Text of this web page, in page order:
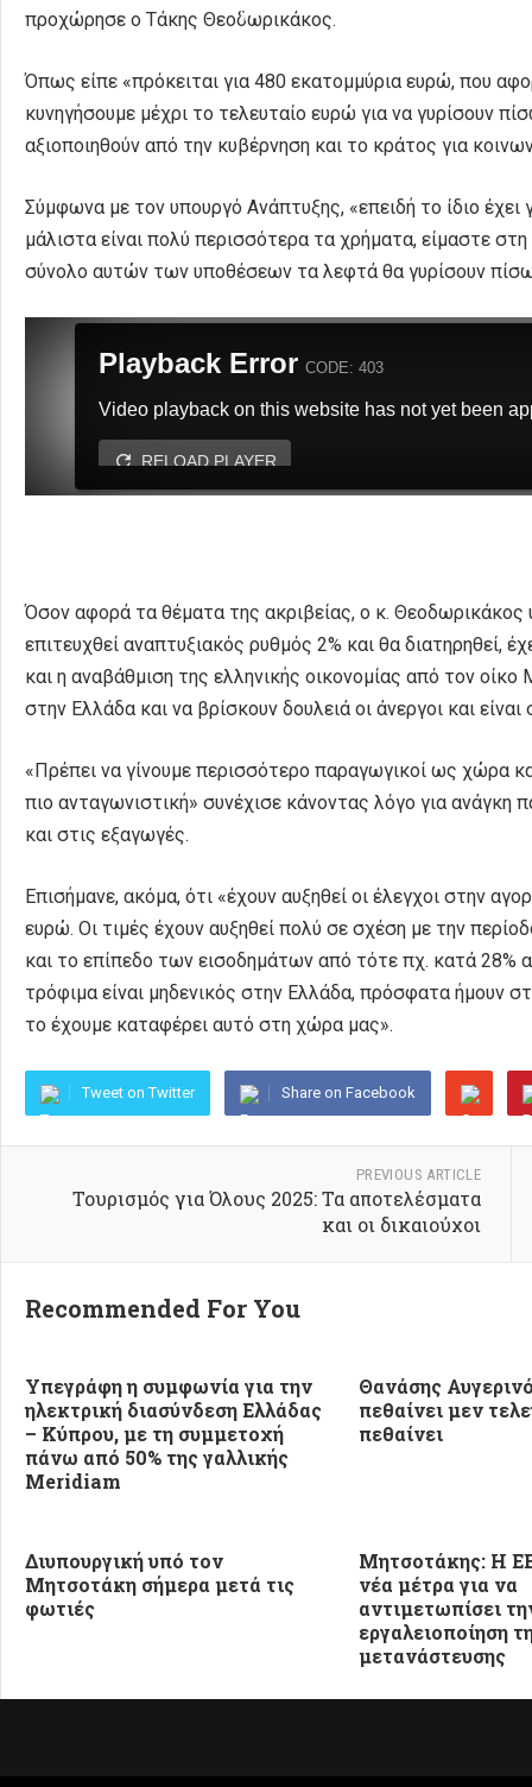
προχώρησε ο Τάκης Θεοδωρικάκος.
Όπως είπε «πρόκειται για 480 εκατομμύρια ευρώ, που
κυνηγήσουμε μέχρι το τελευταίο ευρώ για να γυρίσουν
αξιοποιηθούν από την κυβέρνηση και το κράτος για
Σύμφωνα με τον υπουργό Ανάπτυξης, «επειδή το ίδιο έχει
μάλιστα είναι πολύ περισσότερα τα χρήματα, είμαστε
σύνολο αυτών των υποθέσεων τα λεφτά θα γυρίσουν
Όσον αφορά τα θέματα της ακριβείας, ο κ. Θεοδωρικάκος
επιτευχθεί αναπτυξιακός ρυθμός 2% και θα διατηρηθεί,
και η αναβάθμιση της ελληνικής οικονομίας από τον
στην Eλλάδα και να βρίσκουν δουλειά οι άνεργοι και
«Πρέπει να γίνουμε περισσότερο παραγωγικοί ως χώρα
πιο ανταγωνιστική» συνέχισε κάνοντας λόγο για
και στις εξαγωγές.
Επισήμανε, ακόμα, ότι «έχουν αυξηθεί οι έλεγχοι στην
ευρώ. Οι τιμές έχουν αυξηθεί πολύ σε σχέση με την
και το επίπεδο των εισοδημάτων από τότε πχ. κατά
τρόφιμα είναι μηδενικός στην Ελλάδα, πρόσφατα ήμουν
το έχουμε καταφέρει αυτό στη χώρα μας».
Tweet on Twitter Share on Facebook
PREVIOUS ARTICLE
Τουρισμός για Όλους 2025: Τα αποτελέσματα
και οι δικαιούχοι
Recommended For You
Υπεγράφη η συμφωνία για την
ηλεκτρική διασύνδεση Ελλάδας
– Κύπρου, με τη συμμετοχή
πάνω από 50% της γαλλικής
Meridiam
Θανάσης
πεθαίνει μεν
πεθαίνει
Διυπουργική υπό τον
Μητσοτάκη σήμερα μετά τις
φωτιές
Μητσοτάκης: Η ΕΕ
νέα μέτρα για να
αντιμετωπίσει
εργαλειοποίηση
μετανάστευσης